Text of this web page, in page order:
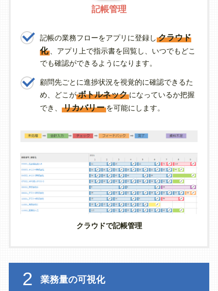
記帳管理
記帳の業務フローをアプリに登録し クラウド
化、アプリ上で指示書を回覧し、いつでもどこ
でも確認ができるようになります。
顧問先ごとに進捗状況を視覚的に確認できるた
め、どこがボトルネックになっているか把握
でき、
リカバリーを可能にします。
クラウドで記帳管理
2 業務量の可視化